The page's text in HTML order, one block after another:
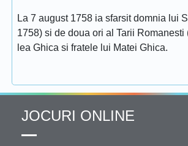
La 7 august 1758 ia sfarsit domnia lui
1758) si de doua ori al Tarii
lea Ghica si fratele lui Matei Ghica.
JOCURI ONLINE